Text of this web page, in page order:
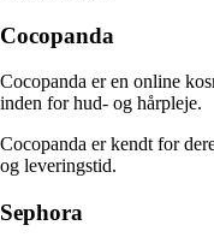
Cocopanda
Cocopanda er en online
inden for hud- og hårpleje.
Cocopanda er kendt for
og leveringstid.
Sephora